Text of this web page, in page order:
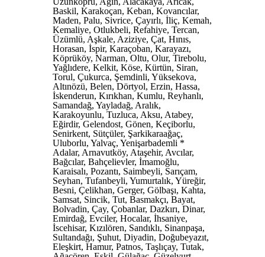
Baskil, Karakoçan, Keban, Kovancılar,
Maden, Palu, Sivrice, Çayırlı, İliç, Kemah,
Kemaliye, Otlukbeli, Refahiye, Tercan,
Üzümlü, Aşkale, Aziziye, Çat, Hınıs,
Horasan, İspir, Karaçoban, Karayazı,
Köprüköy, Narman, Oltu, Olur, Tirebolu,
Yağlıdere, Kelkit, Köse, Kürtün, Siran,
Torul, Çukurca, Şemdinli, Yüksekova,
Altınözü, Belen, Dörtyol, Erzin, Hassa,
İskenderun, Kırıkhan, Kumlu, Reyhanlı,
Samandağ, Yayladağ, Aralık,
Karakoyunlu, Tuzluca, Aksu, Atabey,
Eğirdir, Gelendost, Gönen, Keçiborlu,
Senirkent, Sütçüler, Şarkikaraağaç,
Uluborlu, Yalvaç, Yenişarbademli *
Adalar, Arnavutköy, Ataşehir, Avcılar,
Bağcılar, Bahçelievler, İmamoğlu,
Karaisalı, Pozantı, Saimbeyli, Sarıçam,
Seyhan, Tufanbeyli, Yumurtalık, Yüreğir,
Besni, Çelikhan, Gerger, Gölbaşı, Kahta,
Samsat, Sincik, Tut, Basmakçı, Bayat,
Bolvadin, Çay, Çobanlar, Dazkırı, Dinar,
Emirdağ, Evciler, Hocalar, İhsaniye,
İscehisar, Kızılören, Sandıklı, Sinanpaşa,
Sultandağı, Şuhut, Diyadin, Doğubeyazıt,
Eleşkirt, Hamur, Patnos, Taşlıçay, Tutak,